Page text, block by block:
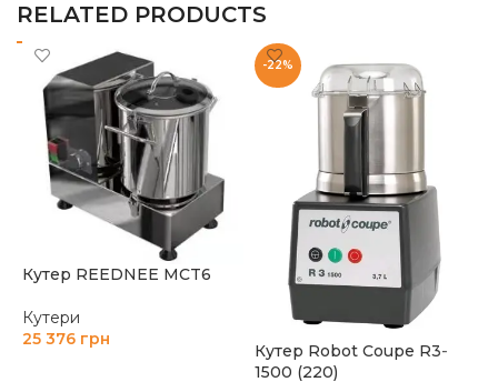
RELATED PRODUCTS
Кутер REEDNEE MCT6
Кутери
25 376 грн
-22%
Кутер Robot Coupe R3-
1500 (220)